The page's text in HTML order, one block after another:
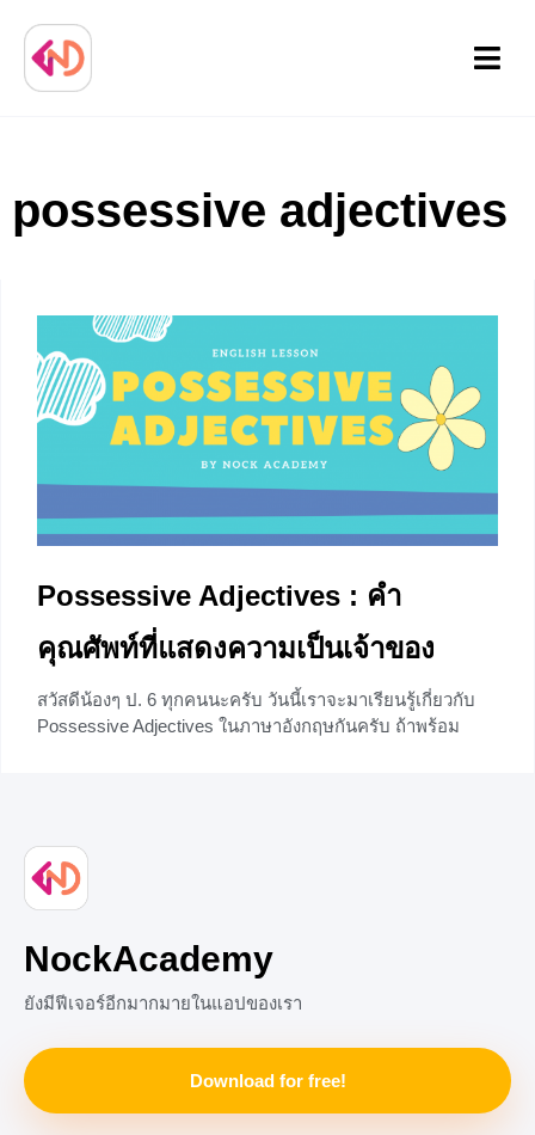
Menu
possessive adjectives
Possessive Adjectives : คำ
คุณศัพท์ที่แสดงความเป็นเจ้าของ
สวัสดีน้องๆ ป. 6 ทุกคนนะครับ วันนี้เราจะมาเรียนรู้เกี่ยวกับ
Possessive Adjectives ในภาษาอังกฤษกันครับ ถ้าพร้อม
NockAcademy
ยังมีฟีเจอร์อีกมากมายในแอปของเรา
Download for free!